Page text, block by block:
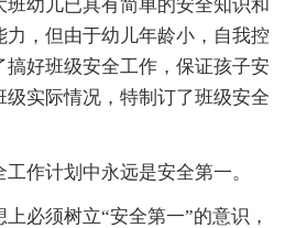
幼儿已具有简单的安全知识和
，但由于幼儿年龄小，自我控
好班级安全工作，保证孩子安
实际情况，特制订了班级安全
作计划中永远是安全第一。
必须树立“安全第一”的意识，